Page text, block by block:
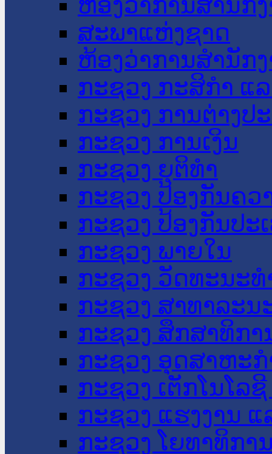
ສະພາແຫ່ງຊາດ
ຫ້ອງວ່າການສຳນັກ
ກະຊວງ ກະສິກຳ ແ
ກະຊວງ ການຕ່າງປ
ກະຊວງ ການເງິນ
ກະຊວງ ຍຸຕິທໍາ
ກະຊວງ ປ້ອງກັນຄວ
ກະຊວງ ປ້ອງກັນປະ
ກະຊວງ ພາຍໃນ
ກະຊວງ ວັດທະນະ
ກະຊວງ ສາທາລະນ
ກະຊວງ ສຶກສາທິກາ
ກະຊວງ ອຸດສາຫະ
ກະຊວງ ເຕັກໂນໂລ
ກະຊວງ ແຮງງານ
ກະຊວງ ໂຍທາທິກາ